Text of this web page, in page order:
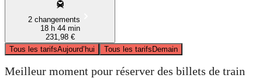
2 changements
18 h 44 min
231,98 €
Tous les tarifsAujourd’hui Tous les tarifsDemain
Meilleur moment pour réserver des billets de train